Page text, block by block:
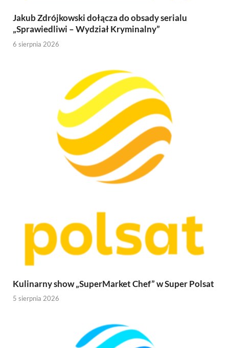
Jakub Zdrójkowski dołącza do obsady serialu
„Sprawiedliwi – Wydział Kryminalny”
6 sierpnia 2026
Kulinarny show „SuperMarket Chef” w Super Polsat
5 sierpnia 2026